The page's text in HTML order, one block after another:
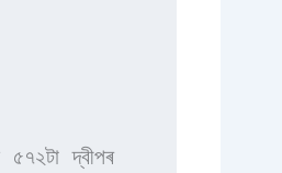
দ্বীপৰ